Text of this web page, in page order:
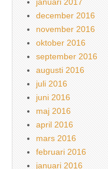
december 2016
november 2016
oktober 2016
september 2016
augusti 2016
juli 2016
juni 2016
maj 2016
april 2016
mars 2016
februari 2016
januari 2016